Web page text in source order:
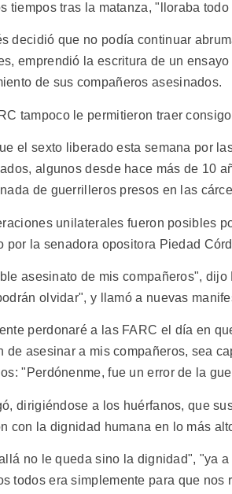
tiempos tras la matanza, "lloraba
decidió que no podía continuar
emprendió la escritura de un
de sus compañeros asesinados.
tampoco le permitieron traer
el sexto liberado esta semana por
algunos desde hace más de 10
de guerrilleros presos en las
unilaterales fueron posibles
por la senadora opositora Piedad
asesinato de mis compañeros",
olvidar", y llamó a nuevas
perdonaré a las FARC el día en
de asesinar a mis compañeros, sea
"Perdónenme, fue un error de la
dirigiéndose a los huérfanos, que
con la dignidad humana en lo más
no le queda sino la dignidad", "ya
todos era simplemente para que nos